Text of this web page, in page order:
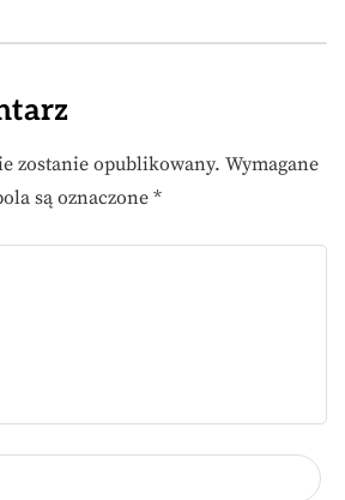
zostanie opublikowany. Wymagane
są oznaczone *